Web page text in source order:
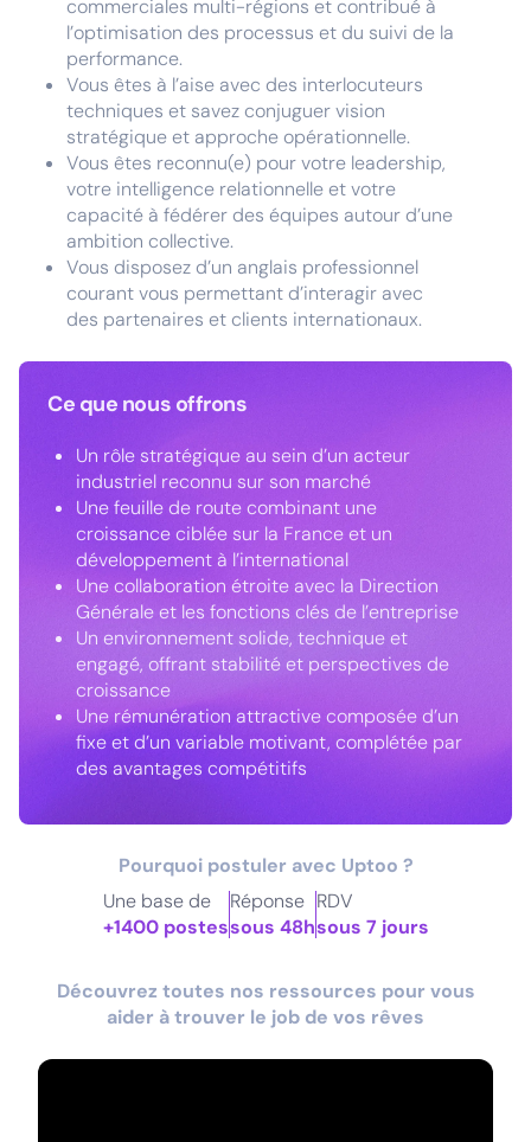
commerciales multi-régions et contribué à
l’optimisation des processus et du suivi de la
performance.
Vous êtes à l’aise avec des interlocuteurs
techniques et savez conjuguer vision
stratégique et approche opérationnelle.
Vous êtes reconnu(e) pour votre leadership,
votre intelligence relationnelle et votre
capacité à fédérer des équipes autour d’une
ambition collective.
Vous disposez d’un anglais professionnel
courant vous permettant d’interagir avec
des partenaires et clients internationaux.
Ce que nous offrons
Un rôle stratégique au sein d’un acteur
industriel reconnu sur son marché
Une feuille de route combinant une
croissance ciblée sur la France et un
développement à l’international
Une collaboration étroite avec la Direction
Générale et les fonctions clés de l’entreprise
Un environnement solide, technique et
engagé, offrant stabilité et perspectives de
croissance
Une rémunération attractive composée d’un
fixe et d’un variable motivant, complétée par
des avantages compétitifs
Pourquoi postuler avec Uptoo ?
Une base de
+1400 postes
Réponse
sous 48h
RDV
sous 7 jours
Découvrez toutes nos ressources pour vous
aider à trouver le job de vos rêves